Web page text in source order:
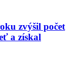
zvýšil počet
a získal